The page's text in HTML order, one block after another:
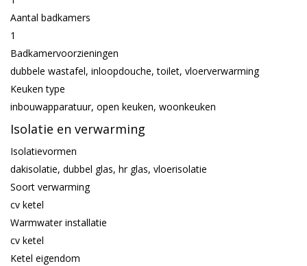
Aantal badkamers
1
Badkamervoorzieningen
dubbele wastafel, inloopdouche, toilet, vloerverwarming
Keuken type
inbouwapparatuur, open keuken, woonkeuken
Isolatie en verwarming
Isolatievormen
dakisolatie, dubbel glas, hr glas, vloerisolatie
Soort verwarming
cv ketel
Warmwater installatie
cv ketel
Ketel eigendom